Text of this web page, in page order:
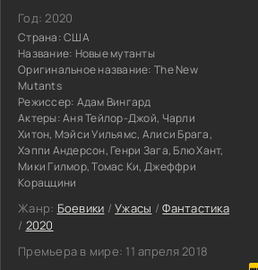
Год:2020
Страна:США
Название: Новые мутанты
Оригинальное название: The New
Mutants
Режиссер: Адам Вингард
Актеры:Аня Тейлор-Джой, Чарли
Хитон, Мэйси Уильямс, Алиси Брага,
Хэппи Андерсон, Генри Зага, Блю Хант,
Мики Гилмор, Томас Ки, Джеффри
Кораццини
Жанр: Боевики /Ужасы /Фантастика
/ 2020
Премьера в мире: 11 апреля 2018